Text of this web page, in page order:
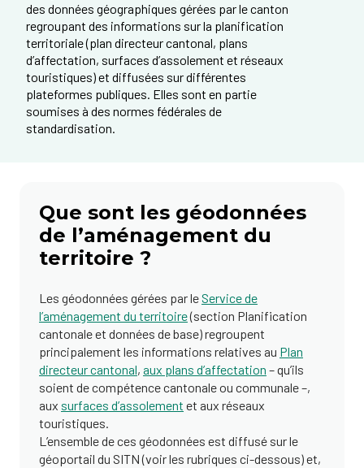
des données géographiques gérées par le canton
regroupant des informations sur la planification
territoriale (plan directeur cantonal, plans
d’affectation, surfaces d’assolement et réseaux
touristiques) et diffusées sur différentes
plateformes publiques. Elles sont en partie
soumises à des normes fédérales de
standardisation.
Que sont les géodonnées
de l’aménagement du
territoire ?
Les géodonnées gérées par leService de
l’aménagement du territoire(section Planification
cantonale et données de base) regroupent
principalement les informations relatives au Plan
directeur cantonal, aux plans d’affectation – qu’ils
soient de compétence cantonale ou communale –,
aux surfaces d’assolement et aux réseaux
touristiques.
L’ensemble de ces géodonnées est diffusé sur le
géoportail du SITN (voir les rubriques ci-dessous) et,